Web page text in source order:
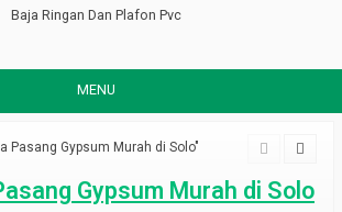
Baja Ringan Dan Plafon Pvc
MENU
Pasang Gypsum Murah di Solo"
Gypsum Murah di Solo